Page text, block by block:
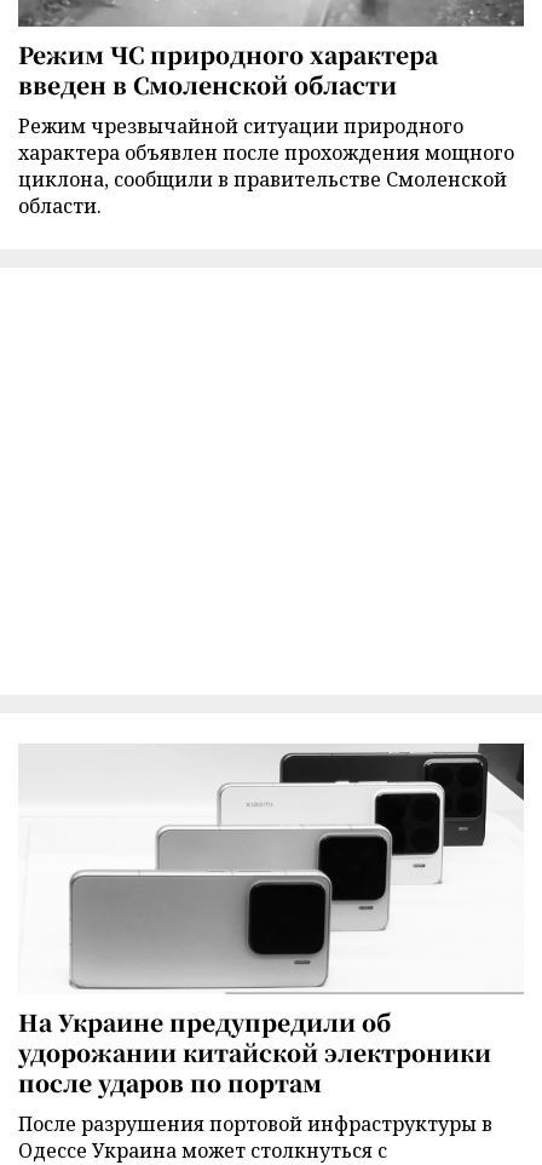
Режим ЧС природного характера
введен в Смоленской области
Режим чрезвычайной ситуации природного
характера объявлен после прохождения мощного
циклона, сообщили в правительстве Смоленской
области.
На Украине предупредили об
удорожании китайской электроники
после ударов по портам
После разрушения портовой инфраструктуры в
Одессе Украина может столкнуться с